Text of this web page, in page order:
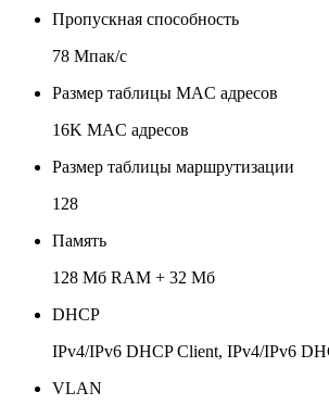
Пропускная способность
78 Мпак/с
Размер таблицы MAC адресов
16K MAC адресов
Размер таблицы маршрутизации
128
Память
128 Мб RAM + 32 Мб
DHCP
IPv4/IPv6 DHCP Client, IPv4/IPv6
VLAN